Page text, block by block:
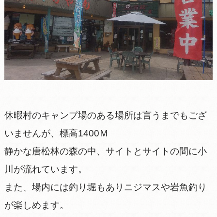
休暇村のキャンプ場のある場所は言うまでもござ
いませんが、標高1400Ｍ
静かな唐松林の森の中、サイトとサイトの間に小
川が流れています。
また、場内には釣り堀もありニジマスや岩魚釣り
が楽しめます。